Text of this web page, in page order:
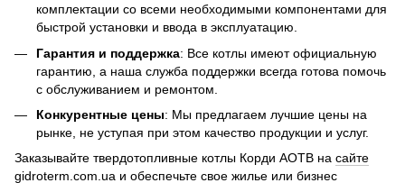
комплектации со всеми необходимыми компонентами для
быстрой установки и ввода в эксплуатацию.
Гарантия и поддержка: Все котлы имеют официальную
гарантию, а наша служба поддержки всегда готова помочь
с обслуживанием и ремонтом.
Конкурентные цены: Мы предлагаем лучшие цены на
рынке, не уступая при этом качество продукции и услуг.
Заказывайте твердотопливные котлы Корди АОТВ на сайте
gidroterm.com.ua и обеспечьте свое жилье или бизнес